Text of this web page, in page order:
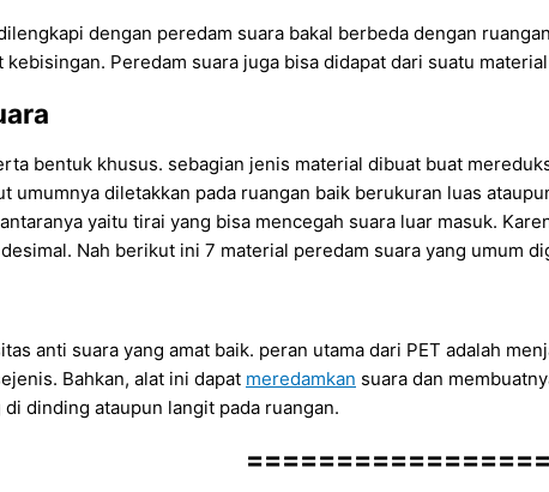
dengan peredam suara bakal berbeda dengan
Peredam suara juga bisa didapat dari suatu
bentuk khusus. sebagian jenis material dibuat buat
umumnya diletakkan pada ruangan baik berukuran luas
yaitu tirai yang bisa mencegah suara luar masuk.
Nah berikut ini 7 material peredam suara yang umum
anti suara yang amat baik. peran utama dari PET adalah
Bahkan, alat ini dapat meredamkan suara dan
dinding ataupun langit pada ruangan.